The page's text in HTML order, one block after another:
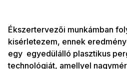
Ékszertervezői munkámban
kisérletezem, ennek
egy egyedülálló plasztikus
technológiát, amellyel